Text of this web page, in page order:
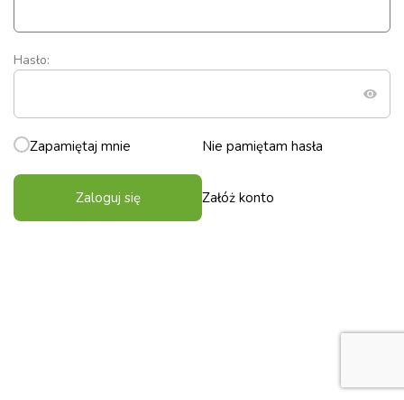
Hasło:
Zapamiętaj mnie Nie pamiętam hasła
Zaloguj się Załóż konto